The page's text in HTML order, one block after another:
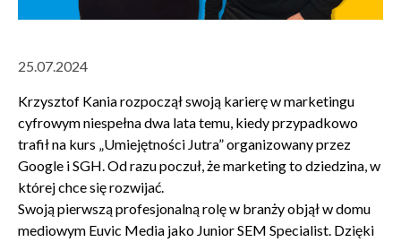
25.07.2024
Krzysztof Kania rozpoczął swoją karierę w marketingu
cyfrowym niespełna dwa lata temu, kiedy przypadkowo
trafił na kurs „Umiejętności Jutra” organizowany przez
Google i SGH. Od razu poczuł, że marketing to dziedzina, w
której chce się rozwijać.
Swoją pierwszą profesjonalną rolę w branży objął w domu
mediowym Euvic Media jako Junior SEM Specialist. Dzięki